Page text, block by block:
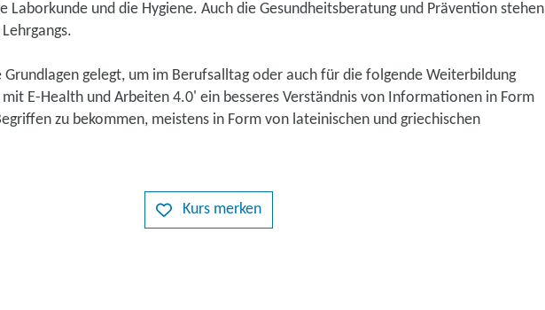
Laborkunde und die Hygiene. Auch die Gesundheitsberatung und Prävention stehen
Grundlagen gelegt, um im Berufsalltag oder auch für die folgende Weiterbildung
mit E-Health und Arbeiten 4.0' ein besseres Verständnis von Informationen in Form
zu bekommen, meistens in Form von lateinischen und griechischen
Kurs merken